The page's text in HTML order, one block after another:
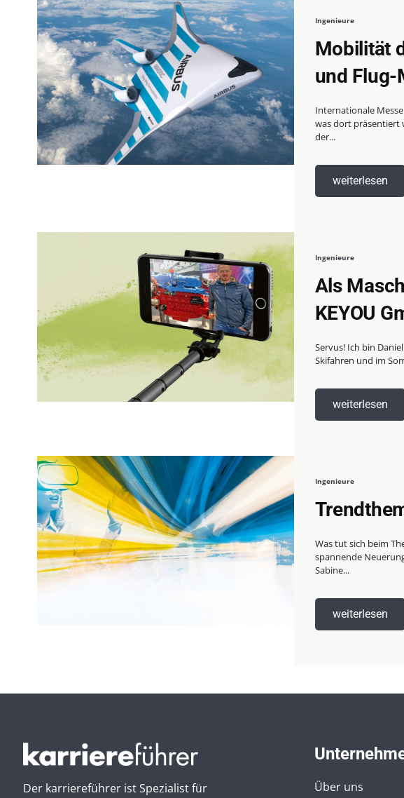
Ingenieure
Mobilität
und Flug-
Internationale
was dort präsentiert
der...
weiterlesen
Ingenieure
Als
KEYOU
Servus! Ich bin
Skifahren und im
weiterlesen
Ingenieure
Was tut sich beim
spannende
Sabine...
weiterlesen
Der karriereführer ist Spezialist für
Über uns